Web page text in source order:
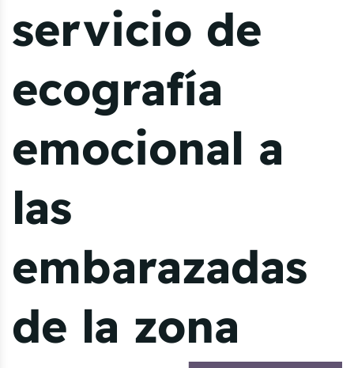
servicio de
ecografía
emocional a
las
embarazadas
de la zona